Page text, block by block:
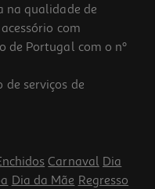
na qualidade de
com
de Portugal com o nº
serviços de
Carnaval Dia
Dia da Mãe Regresso